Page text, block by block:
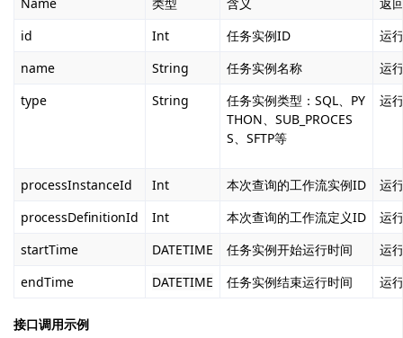
id
Int 任务实例ID
运
name
String 任务实例名称
运
type
String
任务实例类型：SQL、PY
THON、SUB_PROCES
S、SFTP等
运
processInstanceId Int 本次查询的工作流实例ID
运
processDefinitionId
Int 本次查询的工作流定义ID
运
startTime
DATETIME 任务实例开始运行时间
运
endTime
DATETIME 任务实例结束运行时间 运
接口调用示例